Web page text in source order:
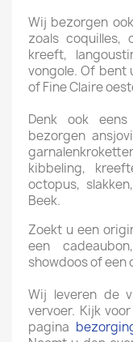
Wij bezorgen
zoals coquilles,
kreeft,
vongole. Of bent
of Fine Claire
Denk ook
bezorgen
kibbeling,
octopus,
Beek.
Zoekt u een
een
showdoos of een
Wij leveren de
vervoer. Kijk
pagina